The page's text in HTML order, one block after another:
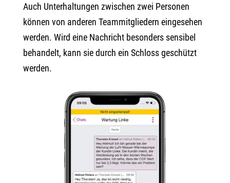
Auch Unterhaltungen zwischen zwei Personen
können von anderen Teammitgliedern eingesehen
werden. Wird eine Nachricht besonders sensibel
behandelt, kann sie durch ein Schloss geschützt
werden.